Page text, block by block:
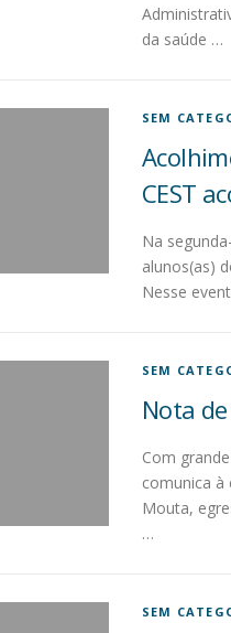
da saúde …
SEM
CEST
Na
alunos(as)
Nesse
SEM
Nota
Com
comunica à
Mouta,
…
SEM